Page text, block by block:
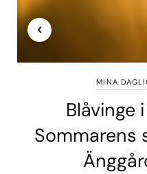
MINA
Blåvinge
Sommarens